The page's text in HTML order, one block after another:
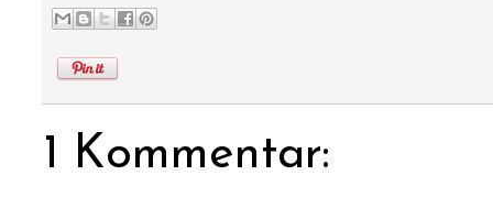
1 Kommentar: